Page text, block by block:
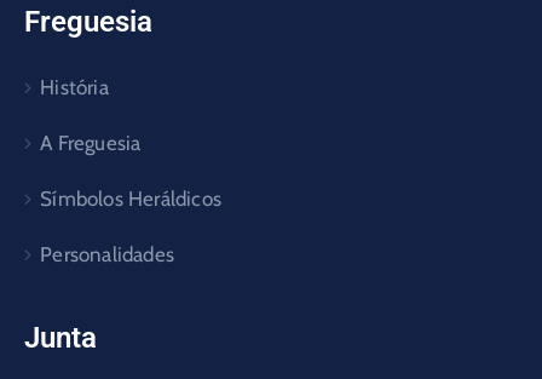
Freguesia
História
A Freguesia
Símbolos Heráldicos
Personalidades
Junta